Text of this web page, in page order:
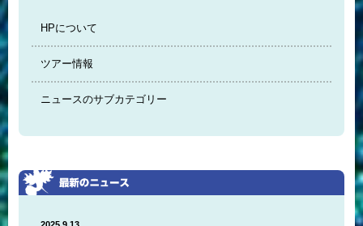
HPについて
ツアー情報
ニュースのサブカテゴリー
2025.9.13